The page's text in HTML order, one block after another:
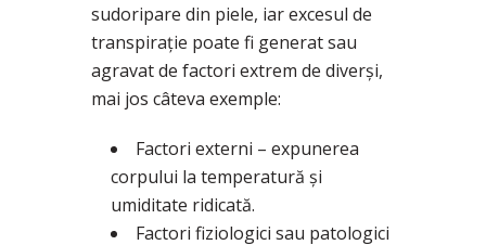
sudoripare din piele, iar excesul de
transpirație poate fi generat sau
agravat de factori extrem de diverși,
mai jos câteva exemple:
Factori externi – expunerea
corpului la temperatură și
umiditate ridicată.
Factori fiziologici sau patologici